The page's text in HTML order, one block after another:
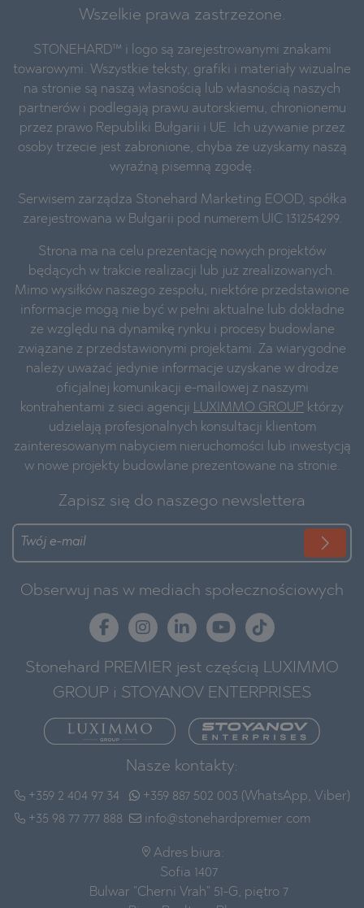
Wszelkie prawa zastrzeżone.
STONEHARD™ i logo są zarejestrowanymi znakami
towarowymi. Wszystkie teksty, grafiki i materiały wizualne
na stronie są naszą własnością lub własnością naszych
partnerów i podlegają prawu autorskiemu, chronionemu
przez prawo Republiki Bułgarii i UE. Ich używanie przez
osoby trzecie jest zabronione, chyba że uzyskamy naszą
wyraźną pisemną zgodę.
Serwisem zarządza Stonehard Marketing EOOD, spółka
zarejestrowana w Bułgarii pod numerem UIC 131254299.
Strona ma na celu prezentację nowych projektów
będących w trakcie realizacji lub już zrealizowanych.
Mimo wysiłków naszego zespołu, niektóre przedstawione
informacje mogą nie być w pełni aktualne lub dokładne
ze względu na dynamikę rynku i procesy budowlane
związane z przedstawionymi projektami. Za wiarygodne
należy uważać jedynie informacje uzyskane w drodze
oficjalnej komunikacji e-mailowej z naszymi
kontrahentami z sieci agencji LUXIMMO GROUP którzy
udzielają profesjonalnych konsultacji klientom
zainteresowanym nabyciem nieruchomości lub inwestycją
w nowe projekty budowlane prezentowane na stronie.
Zapisz się do naszego newslettera
Obserwuj nas w mediach społecznościowych
Stonehard PREMIER jest częścią LUXIMMO
GROUP i STOYANOV ENTERPRISES
Nasze kontakty:
+359 2 404 97 34
+35 98 77 777 888
+359 887 502 003 (WhatsApp, Viber)
info@stonehardpremier.com
Adres biura:
Sofia 1407
Bulwar "Cherni Vrah" 51-G, piętro 7